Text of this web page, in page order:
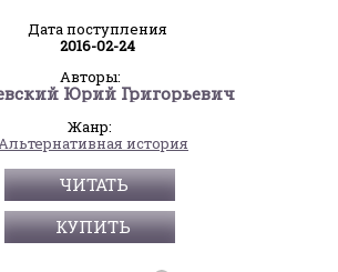
Дата поступления
2016-02-24
Авторы:
Юрий Григорьевич
Жанр:
история
ЧИТАТЬ
КУПИТЬ